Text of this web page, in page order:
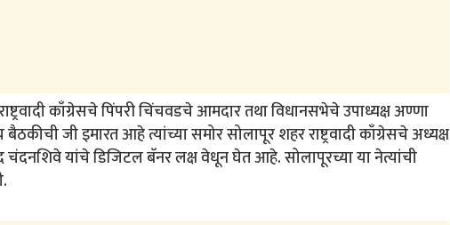
काँग्रेसचे पिंपरी चिंचवडचे आमदार तथा विधानसभेचे उपाध्यक्ष अण्णा
जी इमारत आहे त्यांच्या समोर सोलापूर शहर राष्ट्रवादी काँग्रेसचे अध्यक्ष
यांचे डिजिटल बॅनर लक्ष वेधून घेत आहे. सोलापूरच्या या नेत्यांची